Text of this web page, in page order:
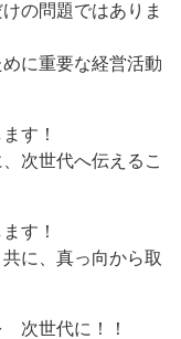
問題ではありま
重要な経営活動
！
世代へ伝えるこ
！
、真っ向から取
代に！！